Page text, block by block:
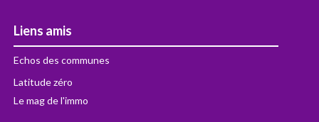
Liens amis
Echos des communes
Latitude zéro
Le mag de l'immo